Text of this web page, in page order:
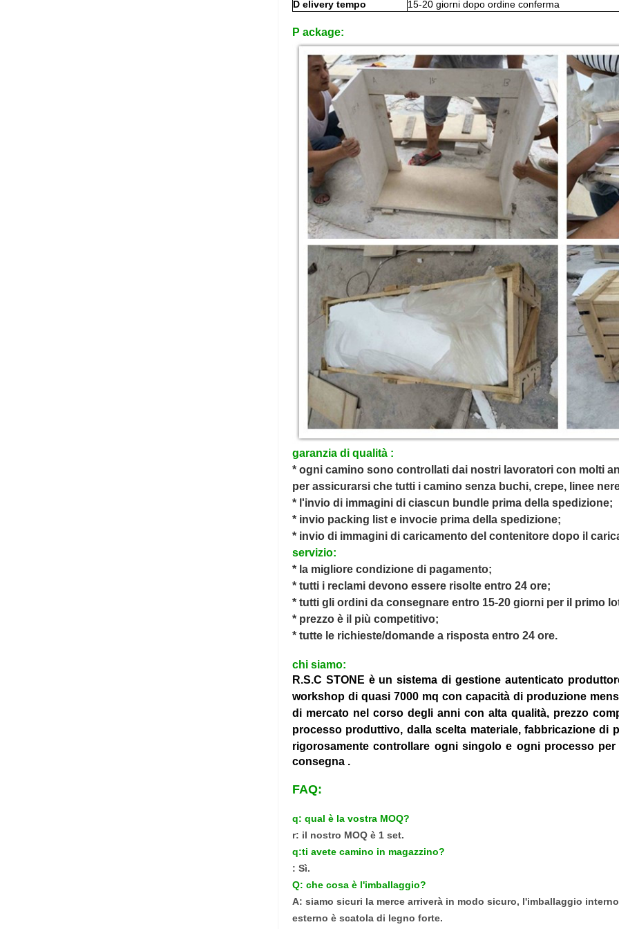
D elivery tempo 15-20 giorni dopo ordine conferma
P ackage:
garanzia di qualità :
* ogni camino sono controllati dai nostri lavoratori con molti
per assicurarsi che tutti i camino senza buchi, crepe, linee
* l'invio di immagini di ciascun bundle prima della spedizione;
* invio packing list e invocie prima della spedizione;
* invio di immagini di caricamento del contenitore dopo il
servizio:
* la migliore condizione di pagamento;
* tutti i reclami devono essere risolte entro 24 ore;
* tutti gli ordini da consegnare entro 15-20 giorni per il primo
* prezzo è il più competitivo;
* tutte le richieste/domande a risposta entro 24 ore.
chi siamo:
R.S.C STONE è un sistema di gestione autenticato
workshop di quasi 7000 mq con capacità di produzione
di mercato nel corso degli anni con alta qualità, prezzo
processo produttivo, dalla scelta materiale, fabbricazione di
rigorosamente controllare ogni singolo e ogni processo
consegna .
FAQ:
q: qual è la vostra MOQ?
r: il nostro MOQ è 1 set.
q:ti avete camino in magazzino?
: Sì.
Q: che cosa è l'imballaggio?
A: siamo sicuri la merce arriverà in modo sicuro, l'imballaggio
esterno è scatola di legno forte.